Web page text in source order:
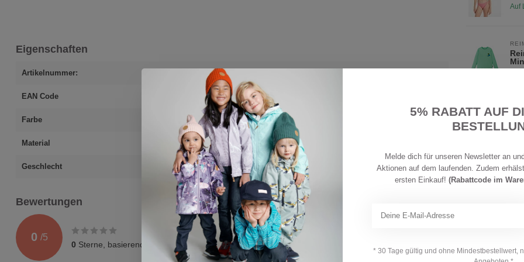
Eigenschaften
Artikelnummer: 49007-135400-0007
EAN Code 4060109745888
Farbe grün
Material 100% Bio-Baumwolle
Geschlecht unisex
Bewertungen
0 /5
0 Sterne, basierend auf Bewertungen
Auf
5% RABATT AUF
Melde dich für unseren Newsletter an
Aktionen auf dem laufenden. Zudem
ersten Einkauf! (Rabattcode im
* 30 Tage gültig und ohne Mindestbestellwert,